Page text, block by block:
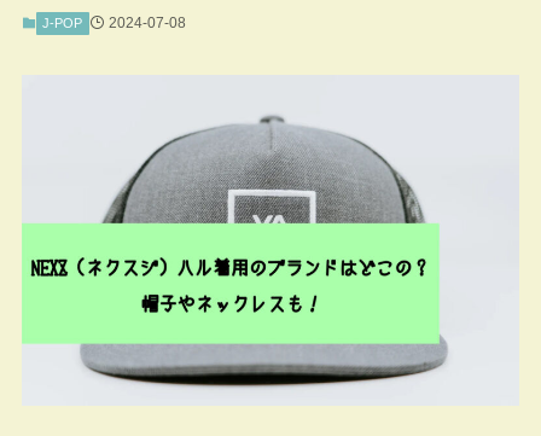
J-POP 2024-07-08